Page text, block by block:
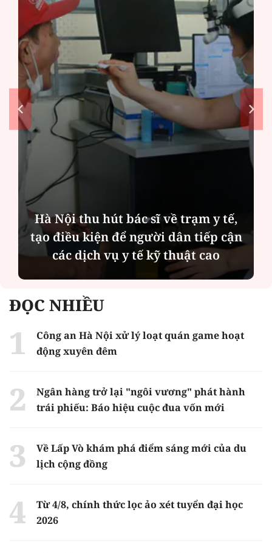
Hà Nội thu hút bác sĩ về trạm y tế,
tạo điều kiện để người dân tiếp cận
các dịch vụ y tế kỹ thuật cao
ĐỌC NHIỀU
Công an Hà Nội xử lý loạt quán game hoạt
động xuyên đêm
Ngân hàng trở lại "ngôi vương" phát hành
trái phiếu: Báo hiệu cuộc đua vốn mới
Về Lấp Vò khám phá điểm sáng mới của du
lịch cộng đồng
Từ 4/8, chính thức lọc ảo xét tuyển đại học
2026